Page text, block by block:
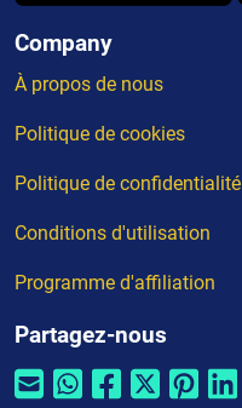
Company
À propos de nous
Politique de cookies
Politique de confidentialité
Conditions d'utilisation
Programme d'affiliation
Partagez-nous